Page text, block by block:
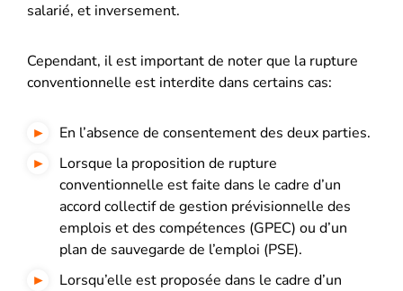
salarié, et inversement.
Cependant, il est important de noter que la rupture
conventionnelle est interdite dans certains cas:
En l’absence de consentement des deux parties.
Lorsque la proposition de rupture
conventionnelle est faite dans le cadre d’un
accord collectif de gestion prévisionnelle des
emplois et des compétences (GPEC) ou d’un
plan de sauvegarde de l’emploi (PSE).
Lorsqu’elle est proposée dans le cadre d’un